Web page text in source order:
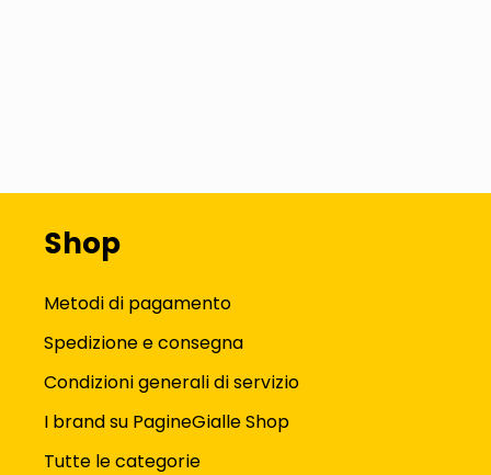
Shop
Metodi di pagamento
Spedizione e consegna
Condizioni generali di servizio
I brand su PagineGialle Shop
Tutte le categorie